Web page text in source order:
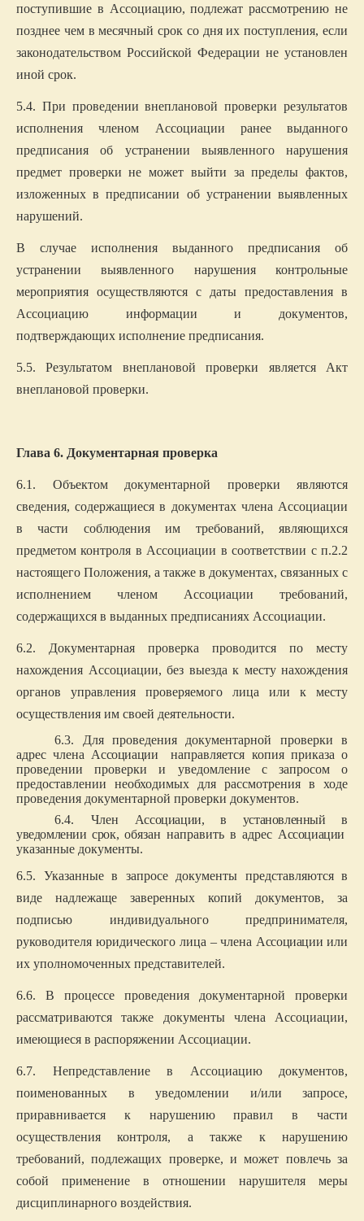
поступившие в Ассоциацию, подлежат рассмотрению не
позднее чем в месячный срок со дня их поступления, если
законодательством Российской Федерации не установлен
иной срок.
5.4. При проведении внеплановой проверки результатов
исполнения членом Ассоциации ранее выданного
предписания об устранении выявленного нарушения
предмет проверки не может выйти за пределы фактов,
изложенных в предписании об устранении выявленных
нарушений.
В случае исполнения выданного предписания об
устранении выявленного нарушения контрольные
мероприятия осуществляются с даты предоставления в
Ассоциацию информации и документов,
подтверждающих исполнение предписания.
5.5. Результатом внеплановой проверки является Акт
внеплановой проверки.
Глава 6. Документарная проверка
6.1. Объектом документарной проверки являются
сведения, содержащиеся в документах члена Ассоциации
в части соблюдения им требований, являющихся
предметом контроля в Ассоциации в соответствии с п.2.2
настоящего Положения, а также в документах, связанных с
исполнением членом Ассоциации требований,
содержащихся в выданных предписаниях Ассоциации.
6.2. Документарная проверка проводится по месту
нахождения Ассоциации, без выезда к месту нахождения
органов управления проверяемого лица или к месту
осуществления им своей деятельности.
6.3. Для проведения документарной проверки в
адрес члена Ассоциации
направляется копия приказа о
проведении проверки и уведомление с запросом о
предоставлении необходимых для рассмотрения в ходе
проведения документарной проверки документов.
6.4. Член Ассоциации, в установленный в
уведомлении срок, обязан направить в адрес Ассоциации
указанные документы.
6.5. Указанные в запросе документы представляются в
виде надлежаще заверенных копий документов, за
подписью индивидуального предпринимателя,
руководителя юридического лица – члена Ассоциации или
их уполномоченных представителей.
6.6. В процессе проведения документарной проверки
рассматриваются также документы члена Ассоциации,
имеющиеся в распоряжении Ассоциации.
6.7. Непредставление в Ассоциацию документов,
поименованных в уведомлении и/или запросе,
приравнивается к нарушению правил в части
осуществления контроля, а также к нарушению
требований, подлежащих проверке, и может повлечь за
собой применение в отношении нарушителя меры
дисциплинарного воздействия.